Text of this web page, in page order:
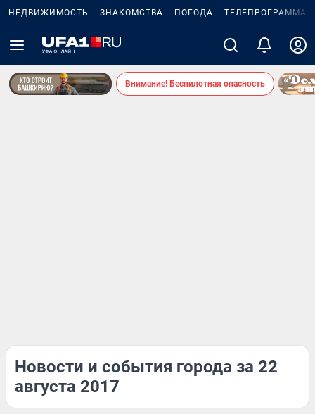
НЕДВИЖИМОСТЬ ЗНАКОМСТВА ПОГОДА ТЕЛЕПРОГРАММА
Внимание! Беспилотная опасность
Новости и события города за 22
августа 2017